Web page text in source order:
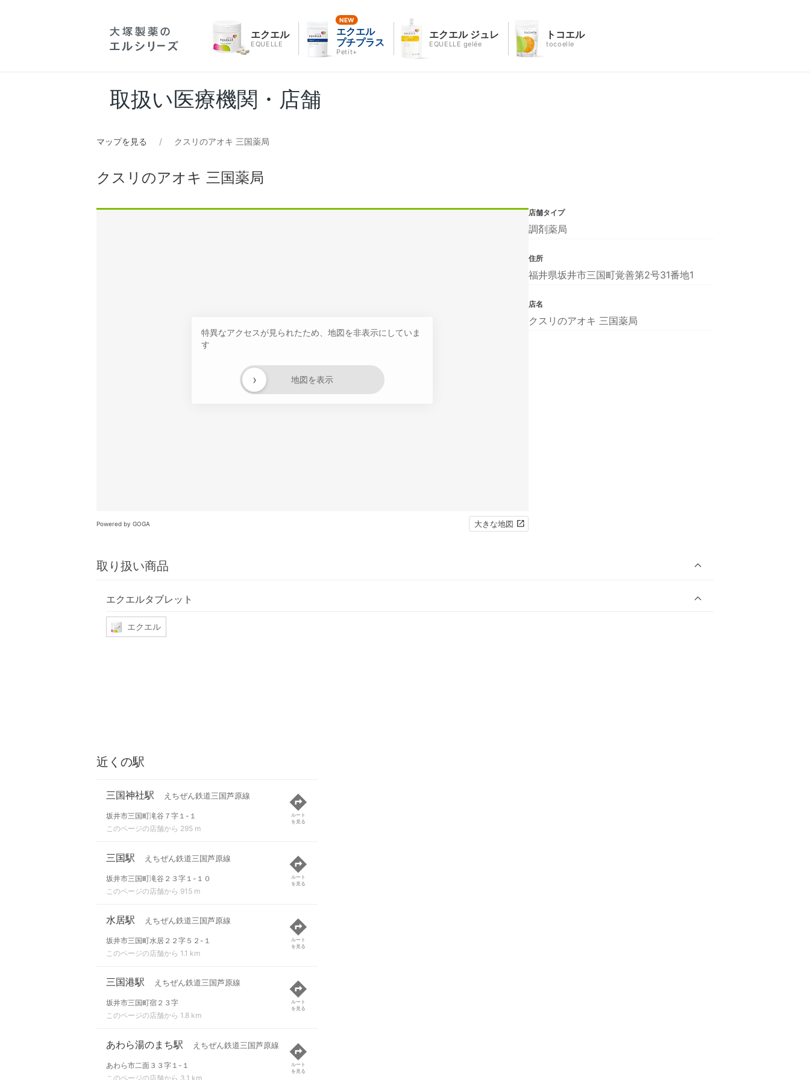
エクエル
EQUELLE
エクエル
プチプラス
Petit+
エクエル ジュレ
EQUELLE gelée
トコエル
tocoelle
取扱い医療機関・店舗
マップを見る クスリのアオキ 三国薬局
クスリのアオキ 三国薬局
特異なアクセスが見られたため、地図を非表示にしていま
す
地図を表示
›
Powered by GOGA 大きな地図
取り扱い商品
エクエルタブレット
エクエル
店舗タイプ
調剤薬局
住所
福井県坂井市三国町覚善第2号31番地1
店名
クスリのアオキ 三国薬局
近くの駅
三国神社駅 えちぜん鉄道三国芦原線
坂井市三国町滝谷７字１-１
このページの店舗から 295 m
ルート
を見る
三国駅 えちぜん鉄道三国芦原線
坂井市三国町滝谷２３字１-１０
このページの店舗から 915 m
ルート
を見る
水居駅 えちぜん鉄道三国芦原線
坂井市三国町水居２２字５２-１
このページの店舗から 1.1 km
ルート
を見る
三国港駅 えちぜん鉄道三国芦原線
坂井市三国町宿２３字
このページの店舗から 1.8 km
ルート
を見る
あわら湯のまち駅 えちぜん鉄道三国芦原線
あわら市二面３３字１-１
このページの店舗から 3.1 km
ルート
を見る